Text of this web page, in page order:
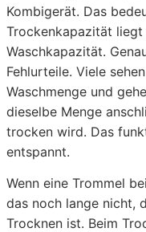
Kombigerät. Das
Trockenkapazität
Waschkapazität.
Fehlurteile. Viele
Waschmenge und
dieselbe Menge
trocken wird. Das
entspannt.
Wenn eine Trommel
das noch lange nicht,
Trocknen ist. Beim